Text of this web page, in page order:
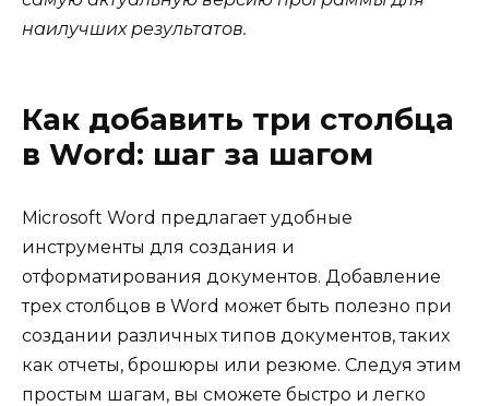
наилучших результатов.
Как добавить три столбца
в Word: шаг за шагом
Microsoft Word предлагает удобные
инструменты для создания и
отформатирования документов. Добавление
трех столбцов в Word может быть полезно при
создании различных типов документов, таких
как отчеты, брошюры или резюме. Следуя этим
простым шагам, вы сможете быстро и легко